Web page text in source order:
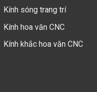
Kính sóng trang trí
Kính hoa văn CNC
Kính khắc hoa văn CNC